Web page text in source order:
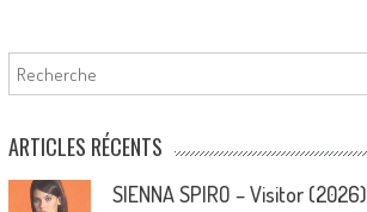
Rechercher
ARTICLES RÉCENTS
SIENNA SPIRO – Visitor (2026)